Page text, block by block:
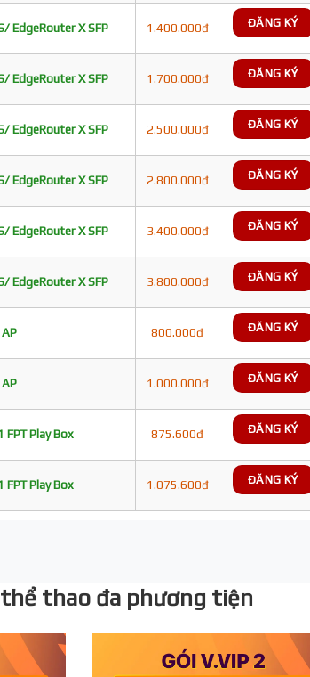
EdgeRouter X SFP 1.400.000đ ĐĂNG KÝ
EdgeRouter X SFP 1.700.000đ ĐĂNG KÝ
EdgeRouter X SFP 2.500.000đ ĐĂNG KÝ
EdgeRouter X SFP 2.800.000đ ĐĂNG KÝ
EdgeRouter X SFP 3.400.000đ ĐĂNG KÝ
EdgeRouter X SFP 3.800.000đ ĐĂNG KÝ
800.000đ ĐĂNG KÝ
1.000.000đ ĐĂNG KÝ
Play Box 875.600đ ĐĂNG KÝ
Play Box 1.075.600đ ĐĂNG KÝ
thao đa phương tiện